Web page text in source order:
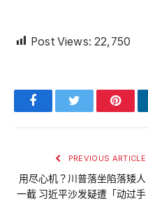
Post Views: 22,750
FacebookTwitter
PREVIOUS ARTICLE
用尽心机？川普落坐陷落矮人
一截 习近平沙发疑遭「动过手